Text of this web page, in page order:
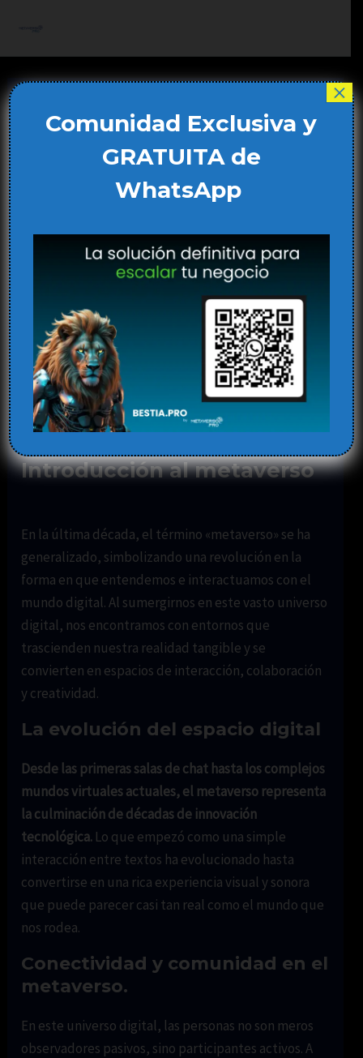
contenido
El metaverso y la
transformación del
espacio digital
Deja un comentario/Blog,metaverso/ PorElena
Introducción al metaverso
En la última década, el término «metaverso» se ha
generalizado, simbolizando una revolución en la
forma en que entendemos e interactuamos con el
mundo digital. Al sumergirnos en este vasto universo
digital, nos encontramos con entornos que
trascienden nuestra realidad tangible y se
convierten en espacios de interacción, colaboración
y creatividad.
La evolución del espacio digital
Desde las primeras salas de chat hasta los complejos
mundos virtuales actuales, el metaverso representa
la culminación de décadas de innovación
tecnológica. Lo que empezó como una simple
interacción entre textos ha evolucionado hasta
convertirse en una rica experiencia visual y sonora
que puede parecer casi tan real como el mundo que
nos rodea.
Conectividad y comunidad en el
metaverso.
En este universo digital, las personas no son meros
observadores pasivos, sino participantes activos. A
Comunidad Exclusiva y
GRATUITA de
WhatsApp
×